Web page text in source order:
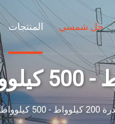
المنتجات حل شمسي